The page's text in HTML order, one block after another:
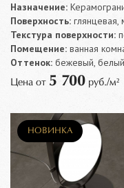
Назначение:
Поверхность: глянцевая,
Текстура поверхности:
Помещение: ванная
Оттенок: бежевый,
Цена от 5 700 руб./м²
НОВИНКА